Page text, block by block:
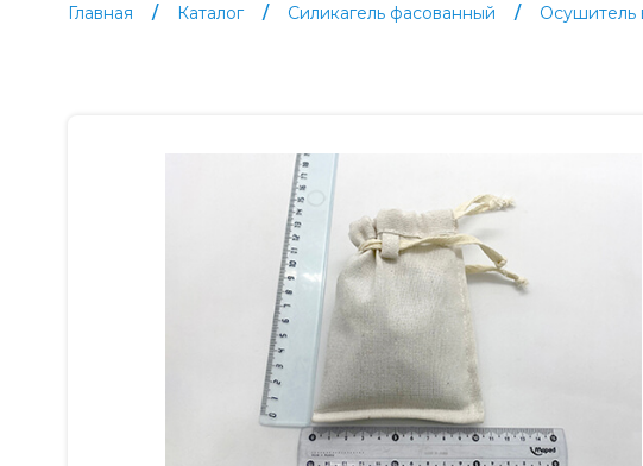
Главная Каталог Силикагель фасованный Осушитель